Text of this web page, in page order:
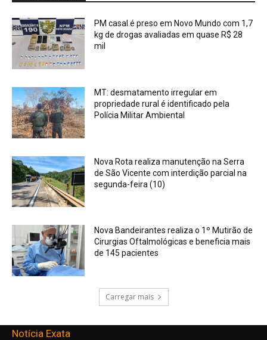
PM casal é preso em Novo Mundo com 1,7
kg de drogas avaliadas em quase R$ 28
mil
MT: desmatamento irregular em
propriedade rural é identificado pela
Polícia Militar Ambiental
Nova Rota realiza manutenção na Serra
de São Vicente com interdição parcial na
segunda-feira (10)
Nova Bandeirantes realiza o 1º Mutirão de
Cirurgias Oftalmológicas e beneficia mais
de 145 pacientes
Carregar mais
Notícia Exata